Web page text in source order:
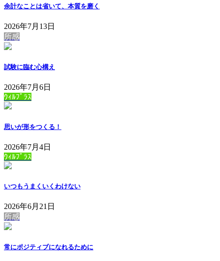
余計なことは省いて、本質を磨く
2026年7月13日
所感
試験に臨む心構え
2026年7月6日
ｳｨﾙﾌﾟﾗｽ
思いが形をつくる！
2026年7月4日
ｳｨﾙﾌﾟﾗｽ
いつもうまくいくわけない
2026年6月21日
所感
常にポジティブになれるために